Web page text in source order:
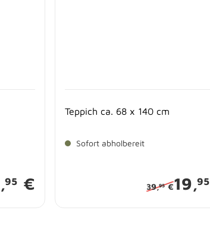
95 €
Teppich ca. 68 x 140 cm
Sofort abholbereit
39,95€19,95